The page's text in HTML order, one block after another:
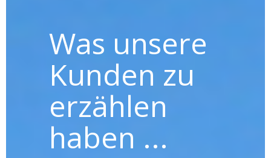
Was unsere
Kunden zu
erzählen
haben ...